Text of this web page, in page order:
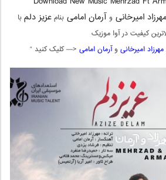
مهرزاد امیرخانی وآرمان امامی بنامعزیز دلمبا
کیفیت در آوا موزیک
مهرزاد امیرخانی وآرمان امامی <— کلیک کنید “